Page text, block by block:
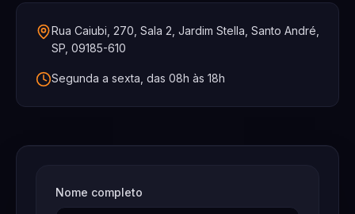
Rua Caiubi, 270, Sala 2, Jardim Stella, Santo André,
SP, 09185-610
Segunda a sexta, das 08h às 18h
Nome completo